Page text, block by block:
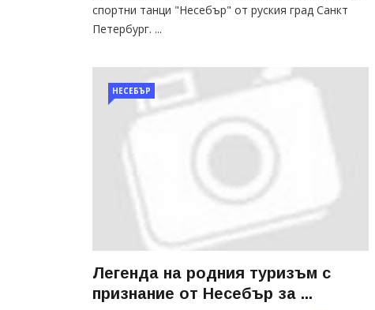
спортни танци "Несебър" от руския град Санкт
Петербург. ...
НЕСЕБЪР
Легенда на родния туризъм с
признание от Несебър за ...